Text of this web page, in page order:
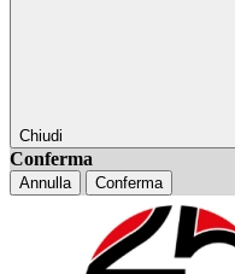
Chiudi
Conferma
Annulla Conferma